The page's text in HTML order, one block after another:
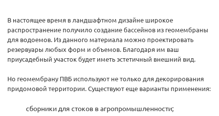
В настоящее время в ландшафтном дизайне широкое
распространение получило создание бассейнов из геомембраны
для водоемов. Из данного материала можно проектировать
резервуары любых форм и объемов. Благодаря им ваш
приусадебный участок будет иметь эстетичный внешний вид.
Но геомембрану ПВБ используют не только для декорирования
придомовой территории. Существуют еще варианты применения:
сборники для стоков в агропромышленности;